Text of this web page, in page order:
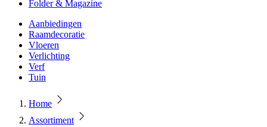
Folder & Magazine
Aanbiedingen
Raamdecoratie
Vloeren
Verlichting
Verf
Tuin
Home
Assortiment